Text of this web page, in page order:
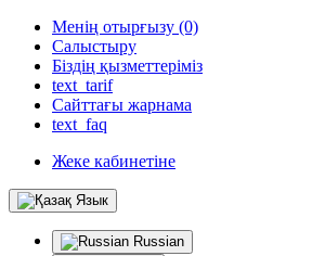
Менің отырғызу (0)
Салыстыру
Біздің қызметтеріміз
text_tarif
Сайттағы жарнама
text_faq
Жеке кабинетіне
Язык
Russian